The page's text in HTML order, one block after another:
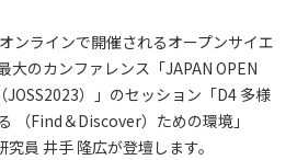
ンラインで開催されるオープンサイエ
大のカンファレンス「JAPAN OPEN
JOSS2023）」のセッション「D4 多様
（Find＆Discover）ための環境」
員 井手 隆広が登壇します。